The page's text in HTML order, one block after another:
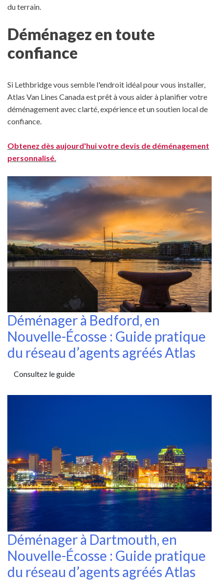
du terrain.
Déménagez en toute
confiance
Si Lethbridge vous semble l'endroit idéal pour vous installer,
Atlas Van Lines Canada est prêt à vous aider à planifier votre
déménagement avec clarté, expérience et un soutien local de
confiance.
Obtenez dès aujourd'hui votre devis de déménagement
personnalisé.
Déménager à Bedford, en
Nouvelle-Écosse : Guide pratique
du réseau d’agents agréés Atlas
Consultez le guide
Déménager à Dartmouth, en
Nouvelle-Écosse : Guide pratique
du réseau d’agents agréés Atlas